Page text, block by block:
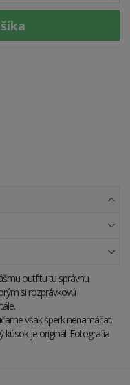
outfitu tu správnu
si rozprávkovú
však šperk nenamáčat.
kúsok je originál. Fotografia